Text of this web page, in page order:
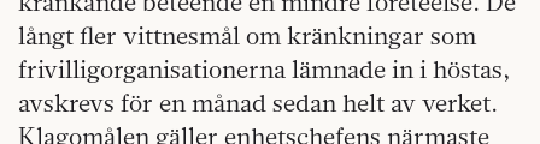
långt fler vittnesmål om kränkningar som
frivilligorganisationerna lämnade in i höstas,
avskrevs för en månad sedan helt av verket.
Klagomålen gäller enhetschefens närmaste